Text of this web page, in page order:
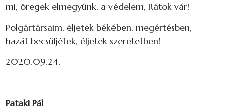
mi, öregek elmegyünk, a védelem, Rátok vár!
Polgártársaim, éljetek békében, megértésben,
hazát becsüljétek, éljetek szeretetben!
2020.09.24.
Pataki Pál